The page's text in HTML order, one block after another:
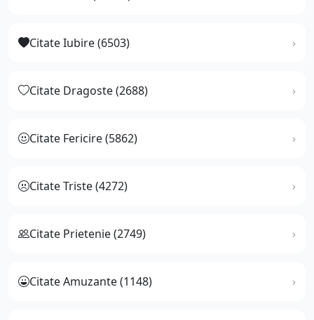
Citate Iubire (6503)
Citate Dragoste (2688)
Citate Fericire (5862)
Citate Triste (4272)
Citate Prietenie (2749)
Citate Amuzante (1148)